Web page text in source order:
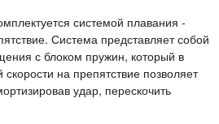
системой плавания -
Система представляет собой
с блоком пружин, который в
на препятствие позволяет
удар, перескочить